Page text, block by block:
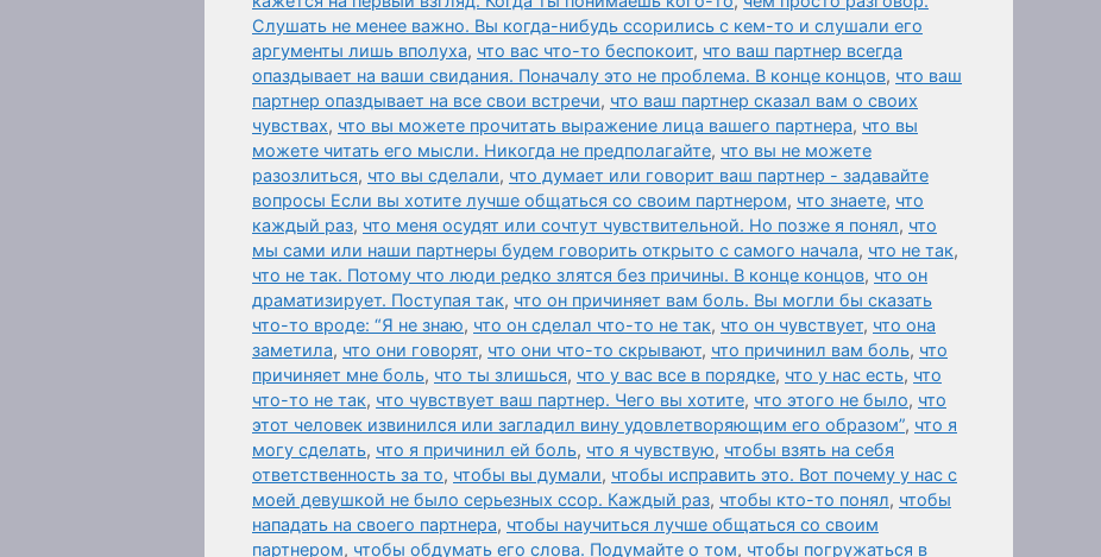
Слушать не менее важно. Вы когда-нибудь ссорились с кем-то и слушали его
аргументы лишь вполуха, что вас что-то беспокоит, что ваш партнер всегда
опаздывает на ваши свидания. Поначалу это не проблема. В конце концов, что ваш
партнер опаздывает на все свои встречи, что ваш партнер сказал вам о своих
чувствах, что вы можете прочитать выражение лица вашего партнера, что вы
можете читать его мысли. Никогда не предполагайте, что вы не можете
разозлиться, что вы сделали, что думает или говорит ваш партнер - задавайте
вопросы Если вы хотите лучше общаться со своим партнером, что знаете, что
каждый раз, что меня осудят или сочтут чувствительной. Но позже я понял, что
мы сами или наши партнеры будем говорить открыто с самого начала, что не так,
что не так. Потому что люди редко злятся без причины. В конце концов, что он
драматизирует. Поступая так, что он причиняет вам боль. Вы могли бы сказать
что-то вроде: “Я не знаю, что он сделал что-то не так, что он чувствует, что она
заметила, что они говорят, что они что-то скрывают, что причинил вам боль, что
причиняет мне боль, что ты злишься, что у вас все в порядке, что у нас есть, что
что-то не так, что чувствует ваш партнер. Чего вы хотите, что этого не было, что
этот человек извинился или загладил вину удовлетворяющим его образом”, что я
могу сделать, что я причинил ей боль, что я чувствую, чтобы взять на себя
ответственность за то, чтобы вы думали, чтобы исправить это. Вот почему у нас с
моей девушкой не было серьезных ссор. Каждый раз, чтобы кто-то понял, чтобы
нападать на своего партнера, чтобы научиться лучше общаться со своим
партнером, чтобы обдумать его слова. Подумайте о том, чтобы погружаться в